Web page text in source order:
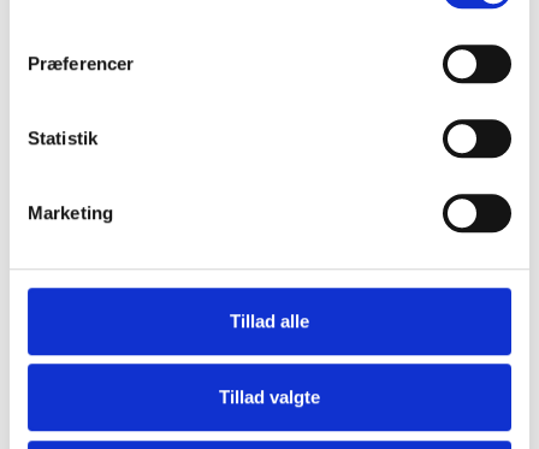
Præferencer
Statistik
Marketing
Tillad alle
Tillad valgte
2020-02-26 Feriehusets rengøringstilstand,
pdf / 133 kB